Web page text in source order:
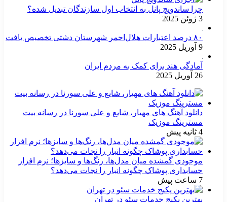
چرا ساندویچ پانل به انتخاب اول سازندگان تبدیل شده؟
3 ژوئن 2025
۸۰ درصد اعتبارات هلال‌احمر شهرستان دشتی تخصیص یافت
9 آوریل 2025
آمادگی هند برای کمک به مردم ایران
26 آوریل 2025
دانلود آهنگ های مهیار، شایع و علی سورنا در رسانه بیت
مسترینگ موزیک
4 ثانیه پیش
موجودی گمشده میان مدل‌ها، رنگ‌ها و سایزها؛ نرم افزار
حسابداری پوشاک چگونه انبار را نجات می‌دهد؟
7 ساعت پیش
بهترین پکیج خدمات سئو در تهران